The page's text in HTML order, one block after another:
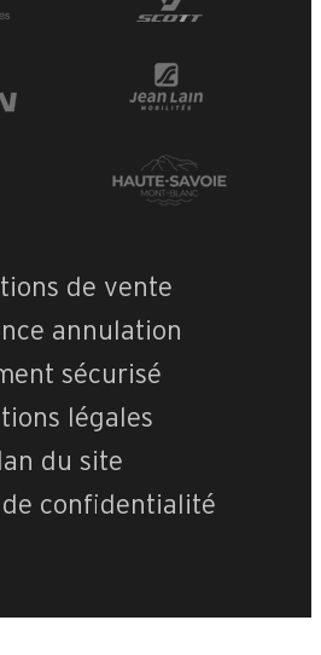
de vente
annulation
sécurisé
légales
du site
confidentialité